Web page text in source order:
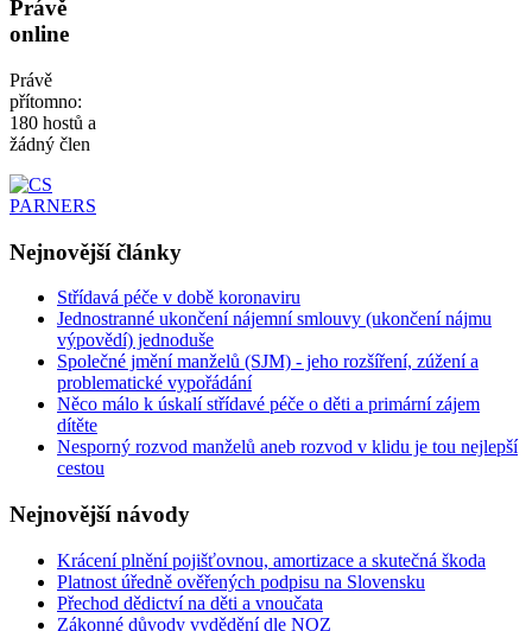
Právě
online
Právě
přítomno:
180 hostů a
žádný člen
Nejnovějšíčlánky
Střídavá péče v době koronaviru
Jednostranné ukončení nájemní smlouvy (ukončení nájmu
výpovědí) jednoduše
Společné jmění manželů (SJM) - jeho rozšíření, zúžení a
problematické vypořádání
Něco málo k úskalí střídavé péče o děti a primární zájem
dítěte
Nesporný rozvod manželů aneb rozvod v klidu je tou nejlepší
cestou
Nejnovějšínávody
Krácení plnění pojišťovnou, amortizace a skutečná škoda
Platnost úředně ověřených podpisu na Slovensku
Přechod dědictví na děti a vnoučata
Zákonné důvody vydědění dle NOZ